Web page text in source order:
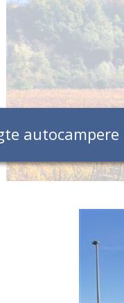
autocampere